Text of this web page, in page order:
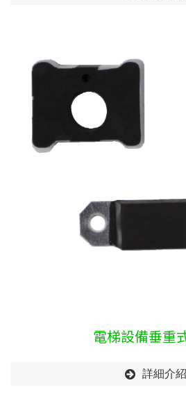
電梯設備垂重
詳細介紹